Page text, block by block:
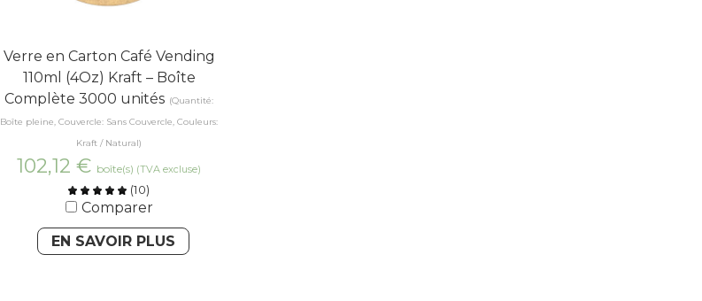
Verre en Carton Café Vending
110ml (4Oz) Kraft – Boîte
Complète 3000 unités (Quantité:
Boîte pleine, Couvercle: Sans Couvercle, Couleurs:
Kraft / Natural)
102,12 € boîte(s) (TVA excluse)
(10)
Comparer
EN SAVOIR PLUS